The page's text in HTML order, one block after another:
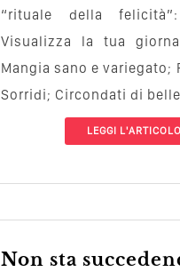
“rituale della
Visualizza la tua
Mangia sano e variegato;
Sorridi; Circondati di
LEGGI L'ARTICOLO
Non sta succedendo qui. Ma sta